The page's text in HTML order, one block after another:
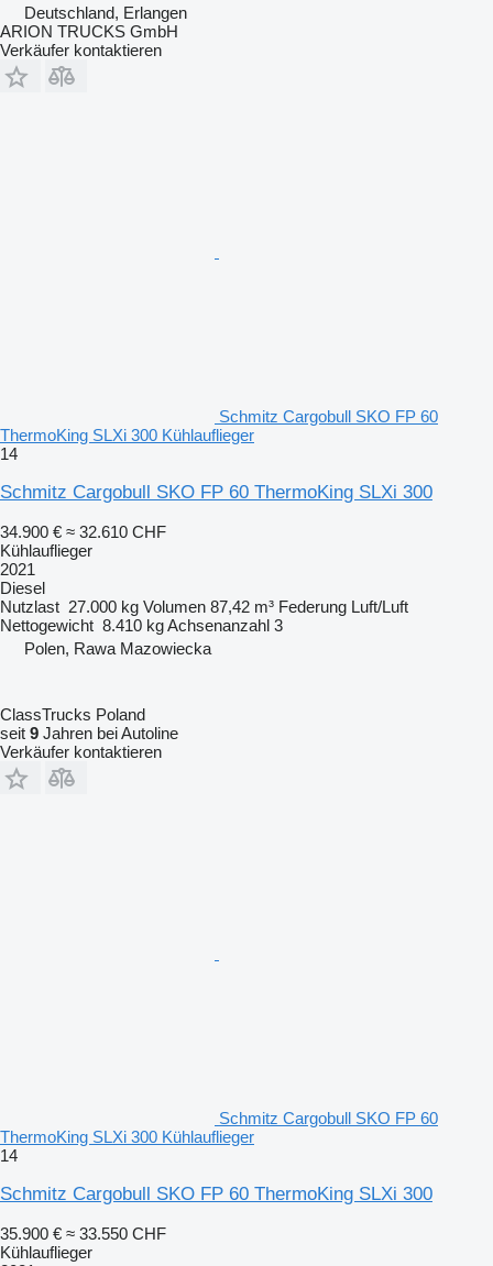
Deutschland, Erlangen
ARION TRUCKS GmbH
Verkäufer kontaktieren
Schmitz Cargobull SKO FP 60
ThermoKing SLXi 300 Kühlauflieger
14
Schmitz Cargobull SKO FP 60 ThermoKing SLXi 300
34.900 € ≈ 32.610 CHF
Kühlauflieger
2021
Diesel
Nutzlast 27.000 kg Volumen 87,42 m³ Federung Luft/Luft
Nettogewicht 8.410 kgAchsenanzahl 3
Polen, Rawa Mazowiecka
ClassTrucks Poland
seit 9 Jahren bei Autoline
Verkäufer kontaktieren
Schmitz Cargobull SKO FP 60
ThermoKing SLXi 300 Kühlauflieger
14
Schmitz Cargobull SKO FP 60 ThermoKing SLXi 300
35.900 € ≈ 33.550 CHF
Kühlauflieger